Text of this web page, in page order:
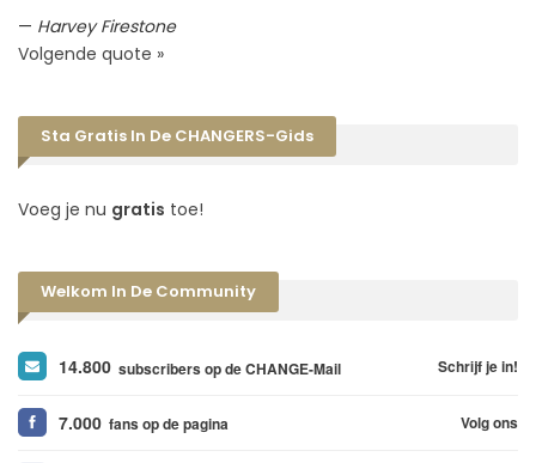
— Harvey Firestone
Volgende quote »
Sta Gratis In De CHANGERS-Gids
Voeg je nu gratis toe!
Welkom In De Community
14.800 subscribers op de CHANGE-Mail Schrijf je in!
7.000 fans op de pagina Volg ons